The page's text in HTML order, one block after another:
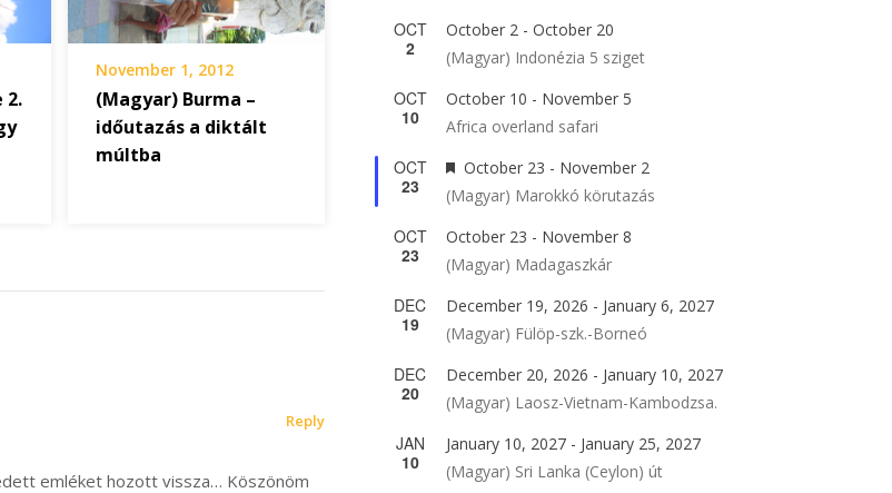
2.
November 1, 2012
(Magyar) Burma –
időutazás a diktált
múltba
emléket hozott vissza… Köszönöm
Reply
OCT
2
October 2 - October 20
(Magyar) Indonézia 5 sziget
OCT
10
October 10 - November 5
Africa overland safari
OCT
23
Featured
October 23 - November 2
(Magyar) Marokkó körutazás
OCT
23
October 23 - November 8
(Magyar) Madagaszkár
DEC
19
December 19, 2026 - January 6, 2027
(Magyar) Fülöp-szk.-Borneó
DEC
20
December 20, 2026 - January 10, 2027
(Magyar) Laosz-Vietnam-Kambodzsa.
JAN
10
January 10, 2027- January 25, 2027
(Magyar) Sri Lanka (Ceylon) út